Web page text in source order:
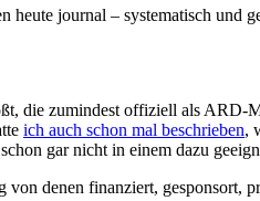
journal – systematisch und
die zumindest offiziell als ARD-
ich auch schon mal beschrieben,
gar nicht in einem dazu
denen finanziert, gesponsort,